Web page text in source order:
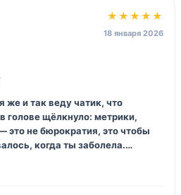
★★★★★
18 января 2026
и так веду чатик, что
голове щёлкнуло: метрики,
это не бюрократия, это чтобы
когда ты заболела.
из серии «напишите постик»,